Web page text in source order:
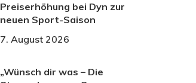
Preiserhöhung bei Dyn zur
neuen Sport-Saison
7. August 2026
„Wünsch dir was – Die